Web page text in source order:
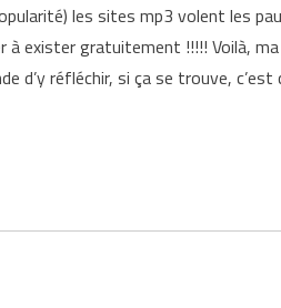
les sites mp3 volent les
exister gratuitement !!!!! Voilà, ma
d’y réfléchir, si ça se trouve,